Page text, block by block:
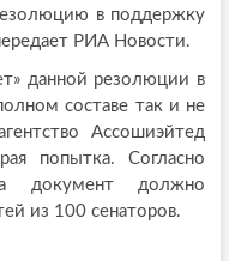
в поддержку
РИА Новости.
данной резолюции в
составе так и не
Ассошиэйтед
попытка. Согласно
документ должно
из 100 сенаторов.